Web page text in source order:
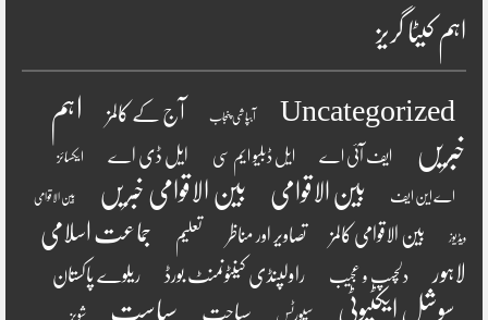
اہم کیٹا گریز
Uncategorized آبپاشی پنجاب آج کے کالمز
اہم
خبریں
ایف آئی اے ایل ڈبلیو ایم سی ایل ڈی اے ایکسائز
اے این ایف بین الاقوامی بین الاقوامی خبریں بین الاقوامی
ویڈیوز بین الاقوامی کالمز تصاویر اور مناظر تعلیم
جماعت اسلامی
لاہور
دلچسپ و عجیب راولپنڈی کینٹونمنٹ بورڈ ریلوے پاکستان
سوشل ایکٹیوٹی سپورٹس سیاحت سیاست شوبز